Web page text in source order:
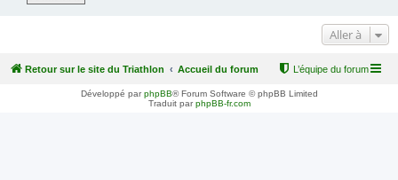
Aller à
Retour sur le site du Triathlon Accueil du forum L’équipe du forum
Développé parphpBB® Forum Software © phpBB Limited
Traduit parphpBB-fr.com